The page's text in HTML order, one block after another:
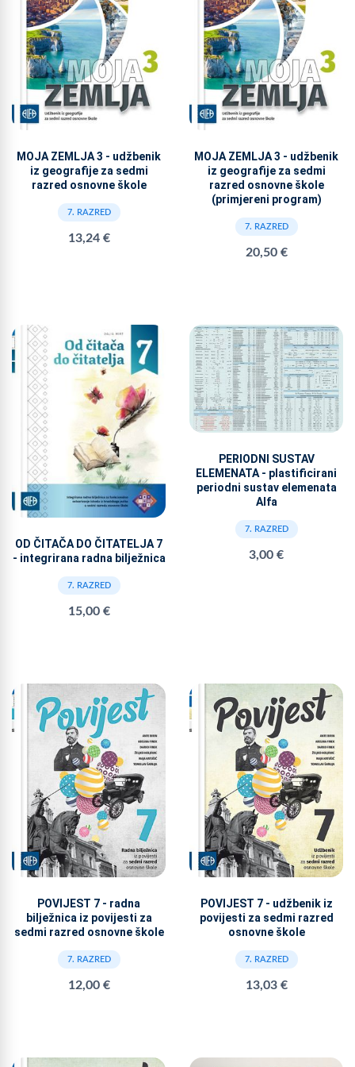
MOJA ZEMLJA 3 - udžbenik
iz geografije za sedmi
razred osnovne škole
7. RAZRED
13,24 €
MOJA ZEMLJA 3 - udžbenik
iz geografije za sedmi
razred osnovne škole
(primjereni program)
7. RAZRED
20,50 €
OD ČITAČA DO ČITATELJA 7
- integrirana radna bilježnica
7. RAZRED
15,00 €
PERIODNI SUSTAV
ELEMENATA - plastificirani
periodni sustav elemenata
Alfa
7. RAZRED
3,00 €
POVIJEST 7 - radna
bilježnica iz povijesti za
sedmi razred osnovne škole
7. RAZRED
12,00 €
POVIJEST 7 - udžbenik iz
povijesti za sedmi razred
osnovne škole
7. RAZRED
13,03 €